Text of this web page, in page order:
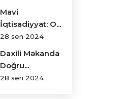
Mavi
İqtisadiyyat: O...
28 sen 2024
Daxili Məkanda
Doğru...
28 sen 2024